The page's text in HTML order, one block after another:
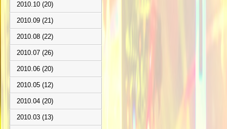
2010.10 (20)
2010.09 (21)
2010.08 (22)
2010.07 (26)
2010.06 (20)
2010.05 (12)
2010.04 (20)
2010.03 (13)